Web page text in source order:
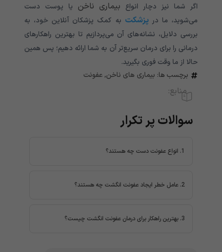
اگر شما نیز دچار انواع بیماری ناخن یا پوست دست
می‌شوید، ما درپزشکت به کمک پزشکان آنلاین خود، به
بررسی دلایل، نشانه‌های آن می‌پردازیم تا بهترین راهکارهای
درمانی را برای درمان سریع‌تر آن به شما ارائه دهیم؛ پس همین
حالا از ما وقت فوری بگیرید.
برچسب ها: بیماری های ناخن,عفونت
منابع:
سوالات پر تکرار
1. انواع عفونت دست چه هستند؟
فلکسور عفونی (تنوسینوویت فلکسور پیوژنیک)، عفونت
2. عامل خطر ایجاد عفونت انگشت چه هستند؟
ناخن ها، چیدن کوتیکول ها، جویدن ناخن، مانیکور
3. بهترین راهکار برای درمان عفونت انگشت چیست؟